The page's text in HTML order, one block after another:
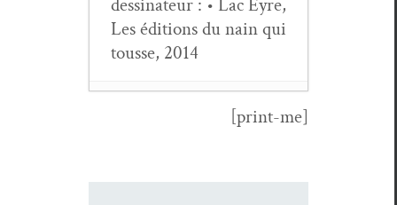
dessi­na­teur : • Lac Eyre,
Les édi­tions du nain qui
tou­sse, 2014
Jacques Lacar­
[print-me]